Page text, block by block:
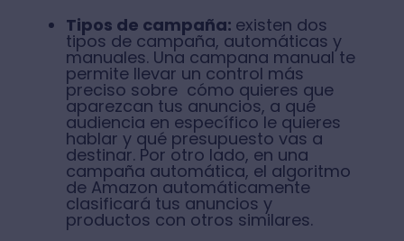
Tipos de campaña: existen dos
tipos de campaña, automáticas y
manuales. Una campana manual te
permite llevar un control más
preciso sobre cómo quieres que
aparezcan tus anuncios, a qué
audiencia en específico le quieres
hablar y qué presupuesto vas a
destinar. Por otro lado, en una
campaña automática, el algoritmo
de Amazon automáticamente
clasificará tus anuncios y
productos con otros similares.